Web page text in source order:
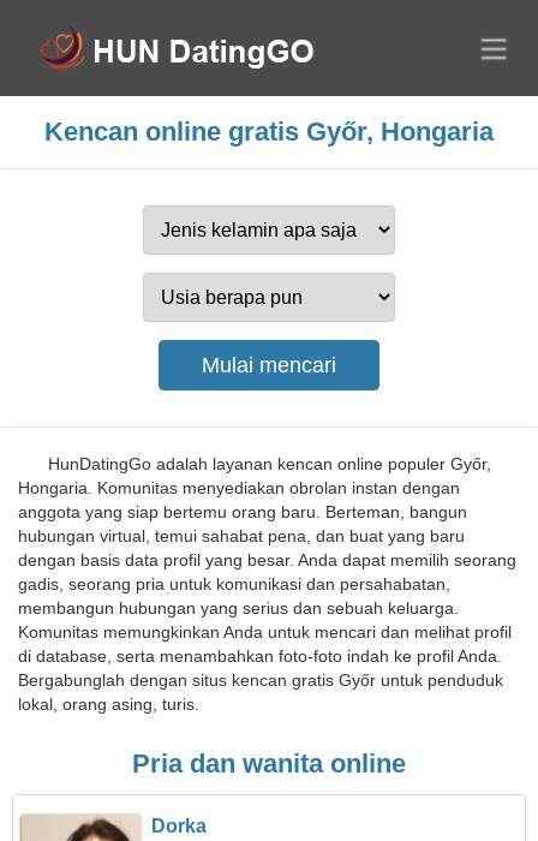
Kencan online gratis Győr, Hongaria
HunDatingGo adalah layanan kencan online populer Győr,
Hongaria. Komunitas menyediakan obrolan instan dengan
anggota yang siap bertemu orang baru. Berteman, bangun
hubungan virtual, temui sahabat pena, dan buat yang baru
dengan basis data profil yang besar. Anda dapat memilih seorang
gadis, seorang pria untuk komunikasi dan persahabatan,
membangun hubungan yang serius dan sebuah keluarga.
Komunitas memungkinkan Anda untuk mencari dan melihat profil
di database, serta menambahkan foto-foto indah ke profil Anda.
Bergabunglah dengan situs kencan gratis Győr untuk penduduk
lokal, orang asing, turis.
Pria dan wanita online
Dorka